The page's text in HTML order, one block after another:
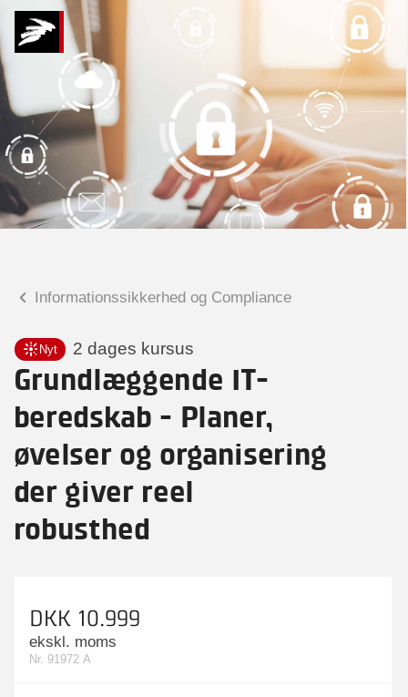
Informationssikkerhed og Compliance
Nyt 2 dages kursus
Grundlæggende IT-
beredskab - Planer,
øvelser og organisering
der giver reel
robusthed
DKK 10.999
ekskl. moms
Nr. 91972 A
Praktiske spørgsmål
Spørgsmål til tilmelding, forplejning,
afholdelsessted m.m.
Malene Kjærsgaard
Hvad kan vi hjælpe
dig med?